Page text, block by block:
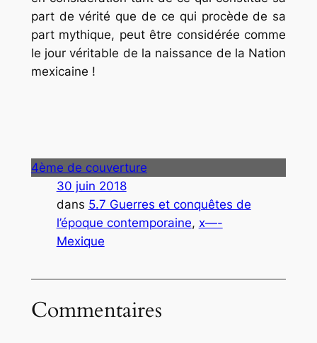
part de vérité que de ce qui procède de sa
part mythique, peut être considérée comme
le jour véritable de la naissance de la Nation
mexicaine !
4ème de couverture
30 juin 2018
dans 5.7 Guerres et conquêtes de
l’époque contemporaine, x—-
Mexique
Commentaires